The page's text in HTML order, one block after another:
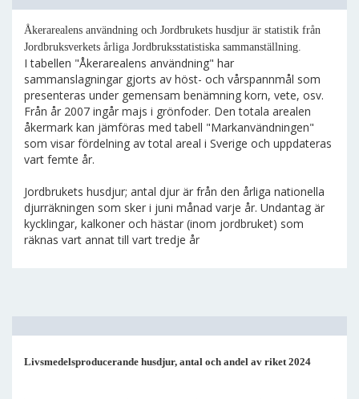
Åkerarealens användning och Jordbrukets husdjur är statistik från
Jordbruksverkets årliga Jordbruksstatistiska sammanställning.
I tabellen "Åkerarealens användning" har
sammanslagningar gjorts av höst- och vårspannmål som
presenteras under gemensam benämning korn, vete, osv.
Från år 2007 ingår majs i grönfoder. Den totala arealen
åkermark kan jämföras med tabell "Markanvändningen"
som visar fördelning av total areal i Sverige och uppdateras
vart femte år.
Jordbrukets husdjur; antal djur är från den årliga nationella
djurräkningen som sker i juni månad varje år. Undantag är
kycklingar, kalkoner och hästar (inom jordbruket) som
räknas vart annat till vart tredje år
Livsmedelsproducerande husdjur, antal och andel av riket 2024